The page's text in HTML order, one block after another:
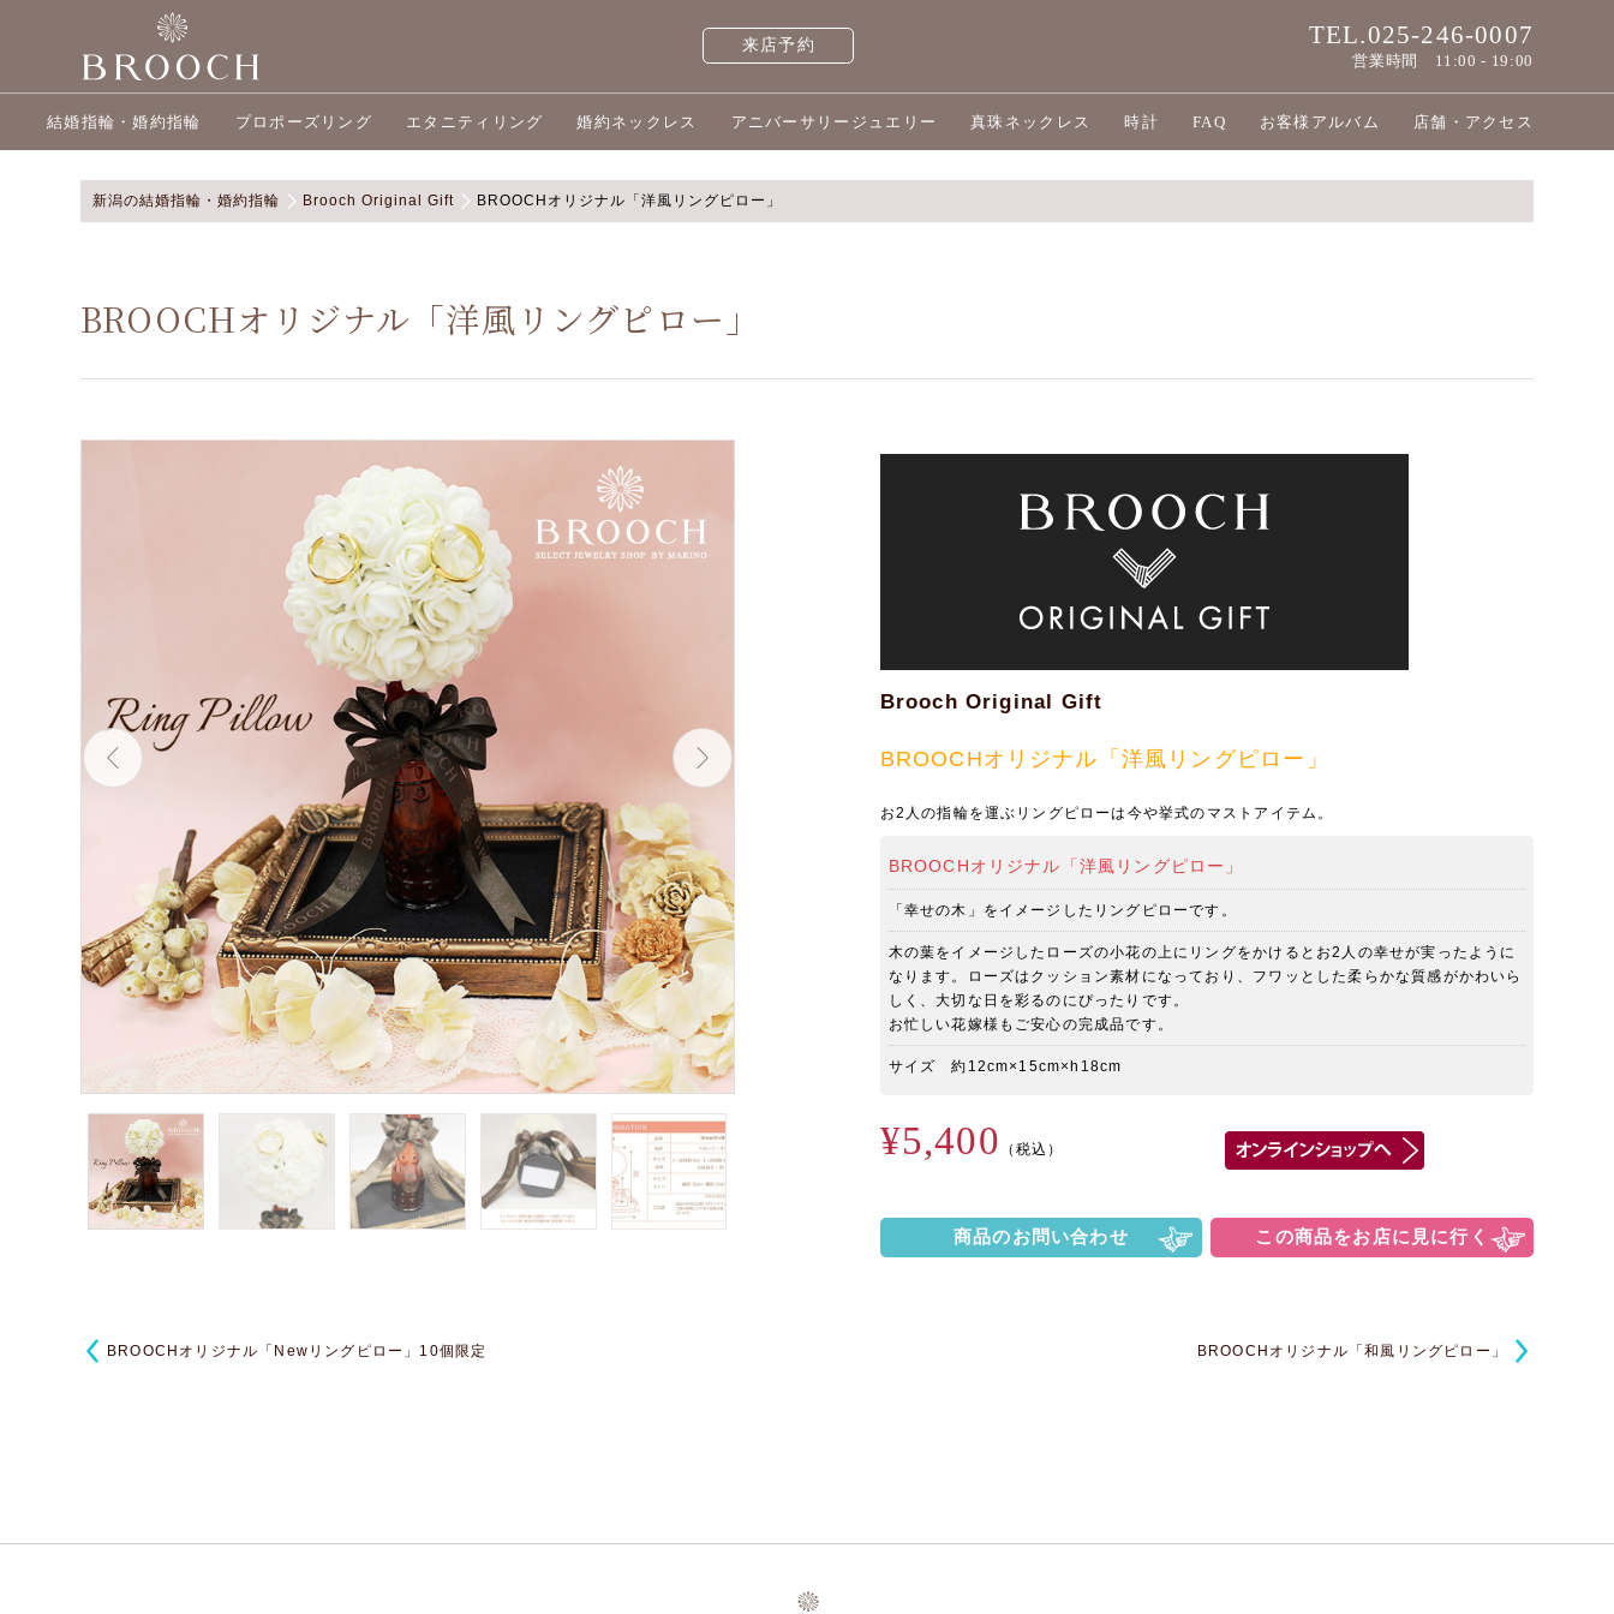
来店予約 TEL.025-246-0007
営業時間 11:00 - 19:00
結婚指輪・婚約指輪 プロポーズリング エタニティリング 婚約ネックレス アニバーサリージュエリー 真珠ネックレス 時計 FAQ お客様アルバム 店舗・アクセス
新潟の結婚指輪・婚約指輪 Brooch Original Gift BROOCHオリジナル「洋風リングピロー」
BROOCHオリジナル「洋風リングピロー」
Brooch Original Gift
BROOCHオリジナル「洋風リングピロー」
お2人の指輪を運ぶリングピローは今や挙式のマストアイテム。
BROOCHオリジナル「洋風リングピロー」
「幸せの木」をイメージしたリングピローです。
木の葉をイメージしたローズの小花の上にリングをかけるとお2人の幸せが実ったように
なります。ローズはクッション素材になっており、フワッとした柔らかな質感がかわいら
しく、大切な日を彩るのにぴったりです。
お忙しい花嫁様もご安心の完成品です。
サイズ 約12cm×15cm×h18cm
¥5,400 （税込）
商品のお問い合わせ この商品をお店に見に行く
BROOCHオリジナル「和風リングピロー」
BROOCHオリジナル「Newリングピロー」10個限定